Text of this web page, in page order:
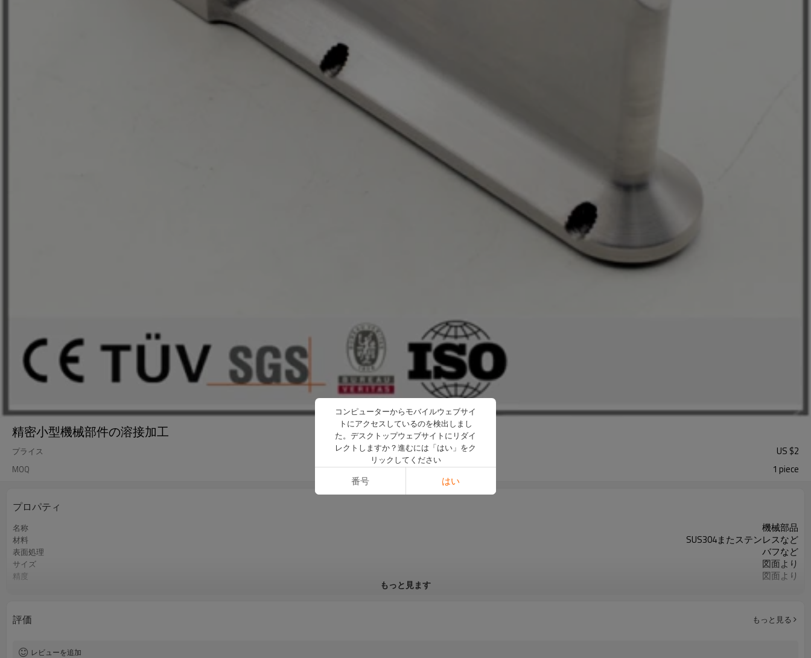
精密小型機械部件の溶接加工
プライス US $2
MOQ 1 piece
プロパティ
名称 機械部品
材料 SUS304またステンレスなど
表面処理 バフなど
サイズ 図面より
精度 図面より
色
サービス カスタマイズされたOEM
もっと見ます
評価 もっと見る
レビューを追加
コンピューターからモバイルウェブサイ
トにアクセスしているのを検出しまし
た。デスクトップウェブサイトにリダイ
レクトしますか？進むには「はい」をク
リックしてください
番号 はい